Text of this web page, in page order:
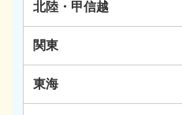
北陸・甲信越
関東
東海